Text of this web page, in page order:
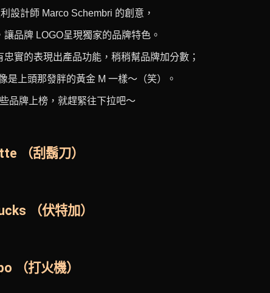
設計師 Marco Schembri 的創意，
品牌 LOGO呈現獨家的品牌特色。
實的表現出產品功能，稍稍幫品牌加分數；
是上頭那發胖的黃金 M 一樣～（笑）。
品牌上榜，就趕緊往下拉吧～
（刮鬍刀）
（伏特加）
（打火機）